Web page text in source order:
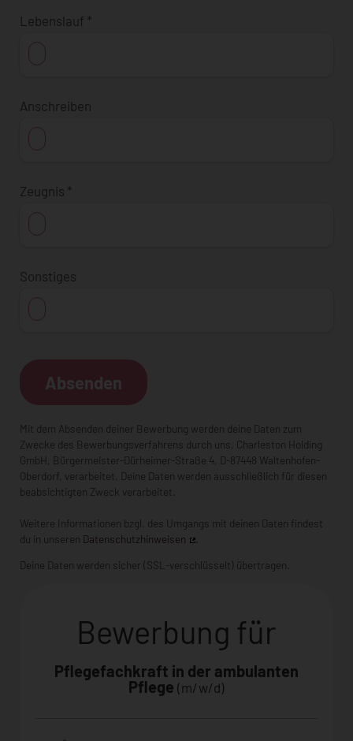
Lebenslauf *
Anschreiben
Zeugnis *
Sonstiges
Absenden
Mit dem Absenden deiner Bewerbung werden deine Daten zum
Zwecke des Bewerbungsverfahrens durch uns, Charleston Holding
GmbH
Bürgermeister-Dürheimer-Straße 4 , D-87448 Waltenhofen-
Oberdorf, verarbeitet. Deine Daten werden ausschließlich für diesen
beabsichtigten Zweck verarbeitet.
Weitere Informationen bzgl. des Umgangs mit deinen Daten findest
du in unseren Datenschutzhinweisen
.
Deine Daten werden sicher (SSL-verschlüsselt) übertragen.
Bewerbung für
Pflegefachkraft in der ambulanten
Pflege (m/w/d)